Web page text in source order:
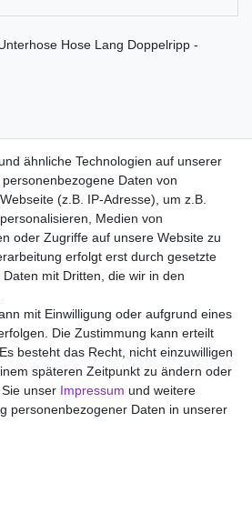
Hose Lang Doppelripp -
mit DHL (auch Samstags)
Kostenloser Versand
Tage Rückgaberecht
Daten­schutz­erklärung AGB
ähnliche Technologien auf unserer
Daten von
(z.B. IP-Adresse), um z.B.
Medien von
oder Zugriffe auf unsere Website zu
erfolgt erst durch gesetzte
mit Dritten, die wir in den
mit Einwilligung oder aufgrund eines
Die Zustimmung kann erteilt
besteht das Recht, nicht einzuwilligen
späteren Zeitpunkt zu ändern oder
unser Impressum und weitere
personenbezogener Daten in unserer